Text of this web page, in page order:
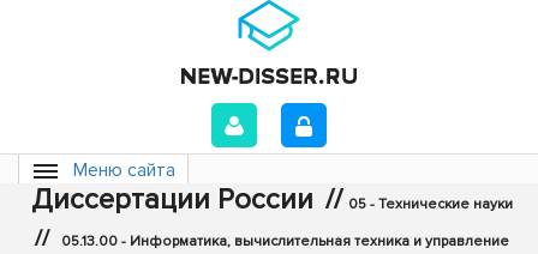
Меню сайта
Диссертации России // 05 - Технические науки
// 05.13.00 - Информатика, вычислительная техника и управление